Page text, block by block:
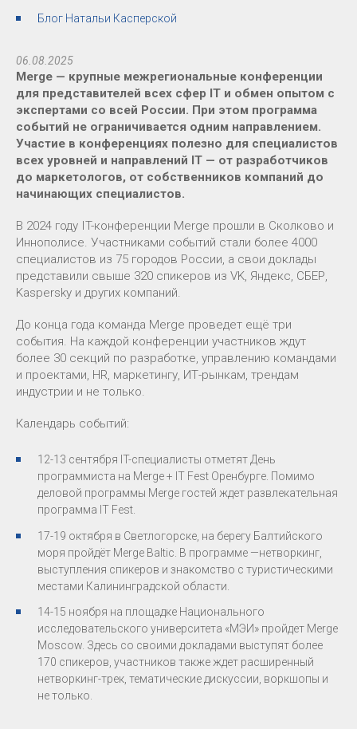
Блог Натальи Касперской
06.08.2025
Merge — крупные межрегиональные конференции
для представителей всех сфер IT и обмен опытом с
экспертами со всей России. При этом программа
событий не ограничивается одним направлением.
Участие в конференциях полезно для специалистов
всех уровней и направлений IT — от разработчиков
до маркетологов, от собственников компаний до
начинающих специалистов.
В 2024 году IT-конференции Merge прошли в Сколково и
Иннополисе. Участниками событий стали более 4000
специалистов из 75 городов России, а свои доклады
представили свыше 320 спикеров из VK, Яндекс, СБЕР,
Kaspersky и других компаний.
До конца года команда Merge проведет ещё три
события. На каждой конференции участников ждут
более 30 секций по разработке, управлению командами
и проектами, HR, маркетингу, ИТ-рынкам, трендам
индустрии и не только.
Календарь событий:
12-13 сентября IT-специалисты отметят День
программиста на Merge + IT Fest Оренбурге. Помимо
деловой программы Merge гостей ждет развлекательная
программа IT Fest.
17-19 октября в Светлогорске, на берегу Балтийского
моря пройдёт Merge Baltic. В программе —нетворкинг,
выступления спикеров и знакомство с туристическими
местами Калининградской области.
14-15 ноября на площадке Национального
исследовательского университета «МЭИ» пройдет Merge
Moscow. Здесь со своими докладами выступят более
170 спикеров, участников также ждет расширенный
нетворкинг-трек, тематические дискуссии, воркшопы и
не только.